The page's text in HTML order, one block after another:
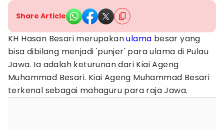
Share Article
KH Hasan Besari merupakanulama besar yang
bisa dibilang menjadi 'punjer' para ulama di Pulau
Jawa. Ia adalah keturunan dari Kiai Ageng
Muhammad Besari. Kiai Ageng Muhammad Besari
terkenal sebagai mahaguru para raja Jawa.